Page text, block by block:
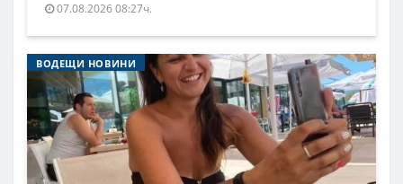
07.08.2026 08:27ч.
ВОДЕЩИ НОВИНИ